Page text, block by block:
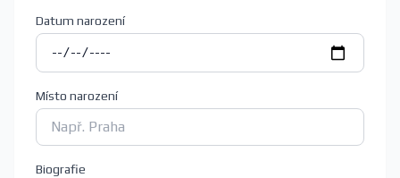
Datum narození
Místo narození
Biografie